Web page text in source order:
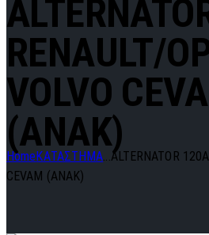
RENAULT/
VOLVO
(ANAK)
Home ΚΑΤΑΣΤΗΜΑ...ALTERNATOR
CEVAM (ANAK)